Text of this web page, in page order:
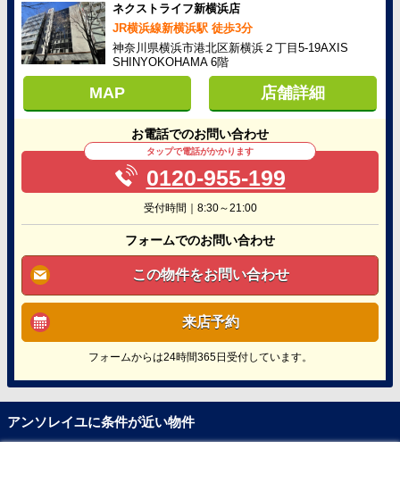
ネクストライフ新横浜店
JR横浜線新横浜駅 徒歩3分
神奈川県横浜市港北区新横浜２丁目5-19AXIS
SHINYOKOHAMA 6階
MAP 店舗詳細
お電話でのお問い合わせ
タップで電話がかかります
0120-955-199
受付時間｜8:30～21:00
フォームでのお問い合わせ
この物件をお問い合わせ
来店予約
フォームからは24時間365日受付しています。
アンソレイユに条件が近い物件